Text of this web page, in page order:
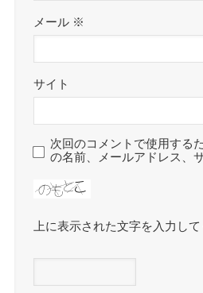
メール ※
サイト
次回のコメントで使用する
の名前、メールアドレス、
上に表示された文字を入力して